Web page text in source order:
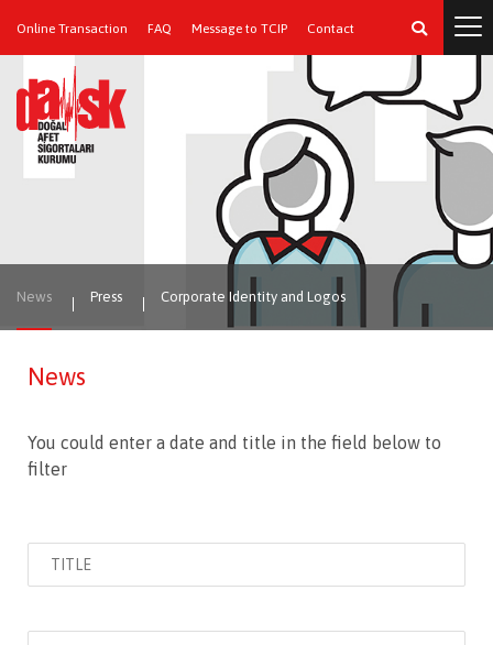
Online Transaction FAQ Message to TCIP Contact
News Press Corporate Identity and Logos
News
You could enter a date and title in the field below to
filter